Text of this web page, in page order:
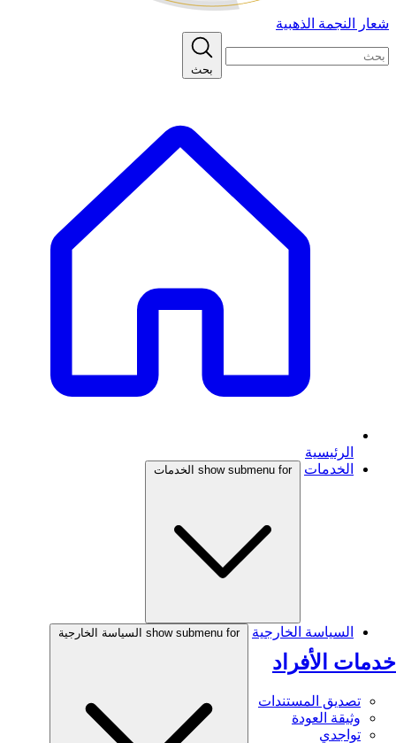
شعار النجمة الذهبية
بحث
الرئيسية
الخدمات
show submenu for الخدمات
خدمات الأفراد
تصديق المستندات
وثيقة العودة
تواجدي
السياسة الخارجية show submenu for السياسة الخارجية